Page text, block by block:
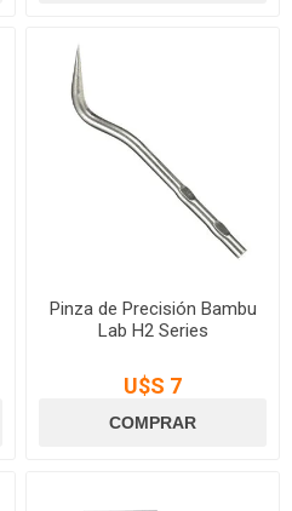
Pinza de Precisión Bambu
Lab H2 Series
U$S 7